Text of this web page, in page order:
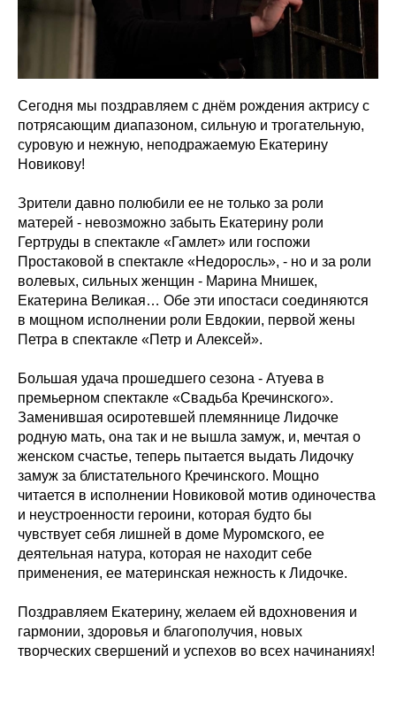
Сегодня мы поздравляем с днём рождения актрису с
потрясающим диапазоном, сильную и трогательную,
суровую и нежную, неподражаемую Екатерину
Новикову!
Зрители давно полюбили ее не только за роли
матерей - невозможно забыть Екатерину роли
Гертруды в спектакле «Гамлет» или госпожи
Простаковой в спектакле «Недоросль», - но и за роли
волевых, сильных женщин - Марина Мнишек,
Екатерина Великая… Обе эти ипостаси соединяются
в мощном исполнении роли Евдокии, первой жены
Петра в спектакле «Петр и Алексей».
Большая удача прошедшего сезона - Атуева в
премьерном спектакле «Свадьба Кречинского».
Заменившая осиротевшей племяннице Лидочке
родную мать, она так и не вышла замуж, и, мечтая о
женском счастье, теперь пытается выдать Лидочку
замуж за блистательного Кречинского. Мощно
читается в исполнении Новиковой мотив одиночества
и неустроенности героини, которая будто бы
чувствует себя лишней в доме Муромского, ее
деятельная натура, которая не находит себе
применения, ее материнская нежность к Лидочке.
Поздравляем Екатерину, желаем ей вдохновения и
гармонии, здоровья и благополучия, новых
творческих свершений и успехов во всех начинаниях!